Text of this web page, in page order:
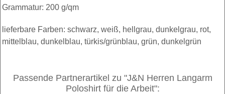
Grammatur: 200 g/qm
lieferbare Farben: schwarz, weiß, hellgrau, dunkelgrau, rot,
mittelblau, dunkelblau, türkis/grünblau, grün, dunkelgrün
Passende Partnerartikel zu "J&N Herren Langarm
Poloshirt für die Arbeit":